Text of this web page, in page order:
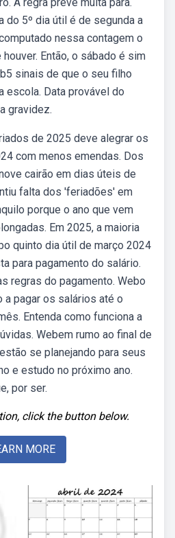
do 5º dia útil é de segunda a
nessa contagem o
Então, o sábado é sim
sinais de que o seu filho
escola. Data provável do
gravidez.
de 2025 deve alegrar os
com menos emendas. Dos
cairão em dias úteis de
falta dos 'feriadões' em
porque o ano que vem
Em 2025, a maioria
quinto dia útil de março 2024
para pagamento do salário.
regras do pagamento. Webo
a pagar os salários até o
Entenda como funciona a
Webem rumo ao final de
se planejando para seus
e estudo no próximo ano.
por ser.
click the button below.
MORE